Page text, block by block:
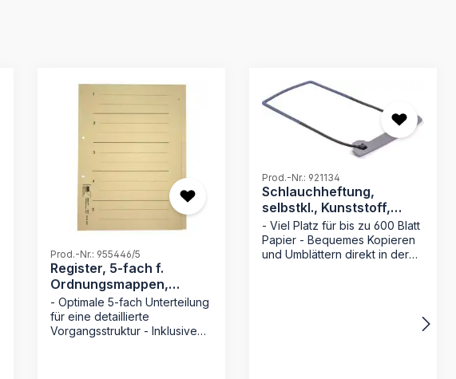
Prod.-Nr.: 955446/5
Register, 5-fach f.
Ordnungsmappen,
Natron hell, 230 g/qm
- Optimale 5-fach Unterteilung
für eine detaillierte
Vorgangsstruktur - Inklusive
Prod.-Nr.: 921134
Schlauchheftung,
selbstkl., Kunststoff,
grau/schwarz
- Viel Platz für bis zu 600 Blatt
Papier - Bequemes Kopieren
und Umblättern direkt in der